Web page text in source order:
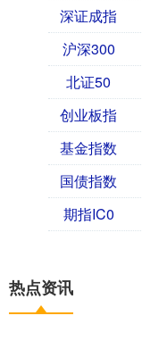
深证成指
沪深300
北证50
创业板指
基金指数
国债指数
期指IC0
热点资讯